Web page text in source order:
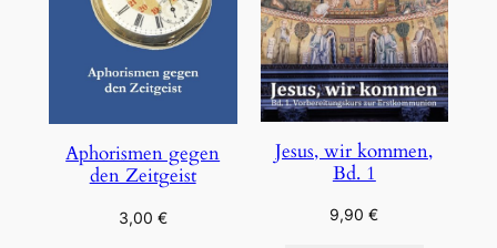
Aphorismen gegen
den Zeitgeist
3,00 €
Jesus, wir kommen,
Bd. 1
9,90€